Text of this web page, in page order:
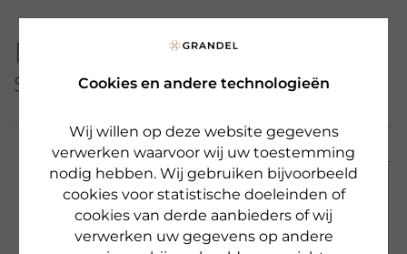
Cookies en andere technologieën
Wij willen op deze website gegevens
verwerken waarvoor wij uw toestemming
nodig hebben. Wij gebruiken bijvoorbeeld
cookies voor statistische doeleinden of
cookies van derde aanbieders of wij
verwerken uw gegevens op andere
Meer producten uit deze
serie
NIEUW & LIMITED